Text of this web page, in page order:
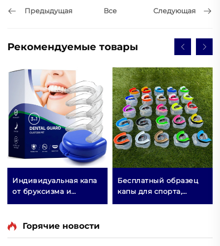
Предыдущая Все Следующая
Рекомендуемые товары
Индивидуальная капа
от бруксизма и
скрежета зубами, для
использования,
Бесплатный образец
капы для спорта,
формованная капа,
Горячие новости